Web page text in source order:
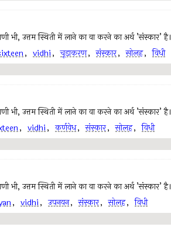
भी, उत्तम स्थिती में लाने का वा करने का अर्थ ’संस्कार’ है।
, vidhi, चूडाकरण, संस्कार, सोलह, विधी
भी, उत्तम स्थिती में लाने का वा करने का अर्थ ’संस्कार’ है।
, vidhi, कर्णवेध, संस्कार, सोलह, विधी
भी, उत्तम स्थिती में लाने का वा करने का अर्थ ’संस्कार’ है।
, vidhi, उपनयन, संस्कार, सोलह, विधी